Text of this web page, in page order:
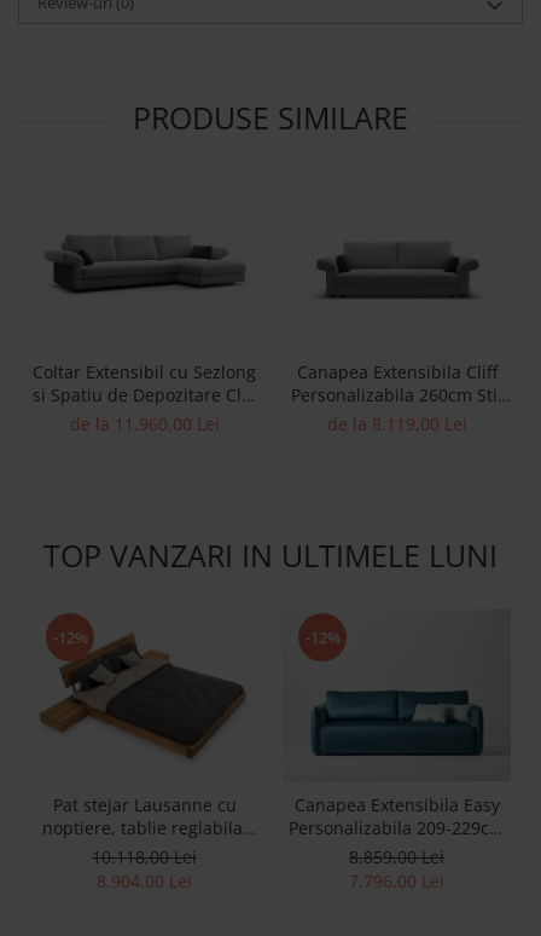
PRODUSE SIMILARE
Coltar Extensibil cu Sezlong
si Spatiu de Depozitare Cliff
Personalizabil 330cm Stil
de la 11.960,00 Lei
Canapea Extensibila Cliff
Personalizabila 260cm Stil
Contemporan Cadru Lemn
de la 8.119,00 Lei
TOP VANZARI IN ULTIMELE LUNI
-12%
Pat stejar Lausanne cu
noptiere, tablie reglabila,
lemn masiv, stil
contemporan,
10.118,00 Lei
8.904,00 Lei
-12%
Canapea Extensibila Easy
Personalizabila 209-229cm
Stil Contemporan Tapiterie
Stofa
8.859,00 Lei
7.796,00 Lei